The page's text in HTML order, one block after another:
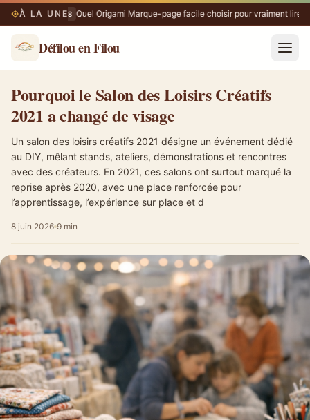
À LA UNE
08/08 Quel Origami Marque-page facile choisir pour vraiment lire ?
Défilou en Filou
Pourquoi le Salon des Loisirs Créatifs
2021 a changé de visage
Un salon des loisirs créatifs 2021 désigne un événement dédié
au DIY, mêlant stands, ateliers, démonstrations et rencontres
avec des créateurs. En 2021, ces salons ont surtout marqué la
reprise après 2020, avec une place renforcée pour
l’apprentissage, l’expérience sur place et d
8 juin 2026 9 min